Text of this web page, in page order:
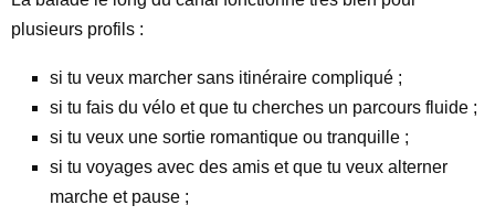
plusieurs profils :
si tu veux marcher sans itinéraire compliqué ;
si tu fais du vélo et que tu cherches un parcours fluide ;
si tu veux une sortie romantique ou tranquille ;
si tu voyages avec des amis et que tu veux alterner
marche et pause ;